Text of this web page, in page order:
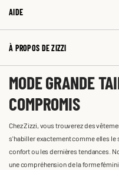
AIDE
À PROPOS DE ZIZZI
MODE GRANDE
COMPROMIS
Chez Zizzi, vous trouverez des
s'habiller exactement comme elles
confort ou les dernières tendances.
une compréhension de la forme